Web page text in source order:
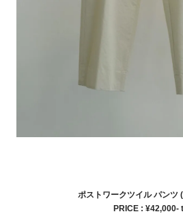
ポストワークツイル パンツ
PRICE : ¥42,000-